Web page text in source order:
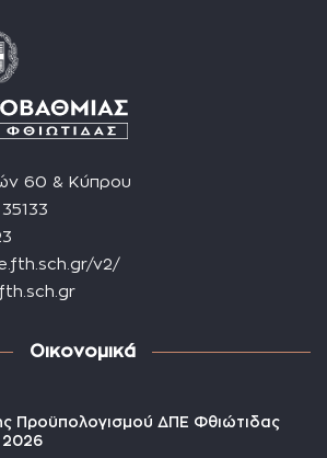
60 & Κύπρου
v2/
Οικονομικά
Προϋπολογισμού ΔΠΕ Φθιώτιδας
2026